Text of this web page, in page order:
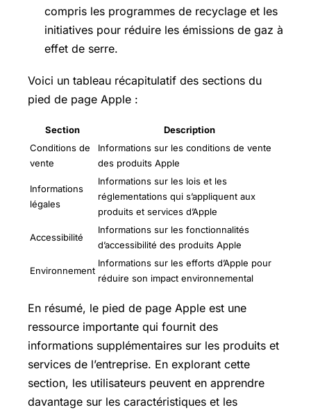
compris les programmes de recyclage et les
initiatives pour réduire les émissions de gaz à
effet de serre.
Voici un tableau récapitulatif des sections du
pied de page Apple :
Section
Description
Conditions de
vente
Informations sur les conditions de vente
des produits Apple
Informations
légales
Informations sur les lois et les
réglementations qui s’appliquent aux
produits et services d’Apple
Accessibilité
Informations sur les fonctionnalités
d’accessibilité des produits Apple
Environnement
Informations sur les efforts d’Apple pour
réduire son impact environnemental
En résumé, le pied de page Apple est une
ressource importante qui fournit des
informations supplémentaires sur les produits et
services de l’entreprise. En explorant cette
section, les utilisateurs peuvent en apprendre
davantage sur les caractéristiques et les